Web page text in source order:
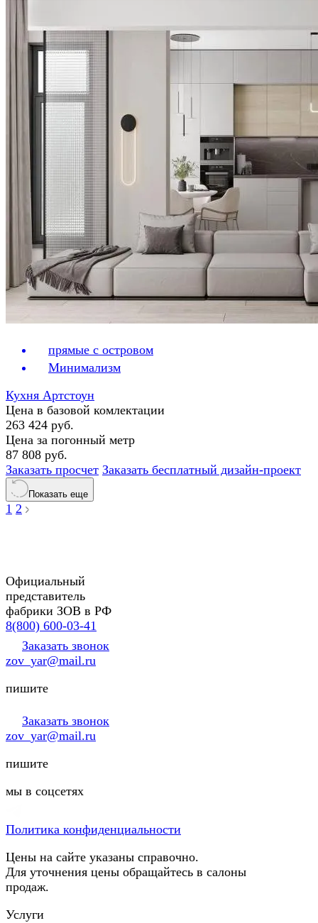
прямые с островом
Минимализм
Кухня Артстоун
Цена в базовой комлектации
263 424 руб.
Цена за погонный метр
87 808 руб.
Заказать просчет Заказать бесплатный дизайн-проект
Показать еще
1 2
Официальный
представитель
фабрики ЗОВ в РФ
8(800) 600-03-41
Заказать звонок
zov_yar@mail.ru
пишите
Заказать звонок
zov_yar@mail.ru
пишите
мы в соцсетях
Политика конфиденциальности
Цены на сайте указаны справочно.
Для уточнения цены обращайтесь в салоны
продаж.
Услуги